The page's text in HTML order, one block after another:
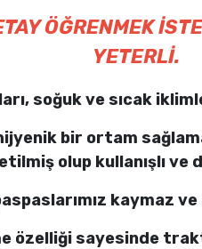
ÖĞRENMEK
YETERLİ.
soğuk ve sıcak
bir ortam
olup kullanışlı ve
kaymaz
özelliği sayesinde